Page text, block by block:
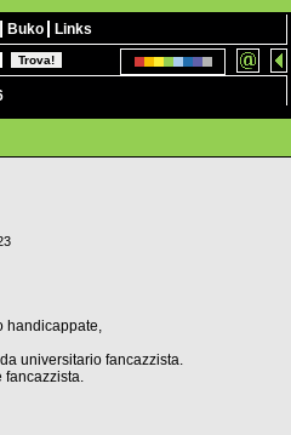
Buko Links
handicappate,
universitario fancazzista.
fancazzista.